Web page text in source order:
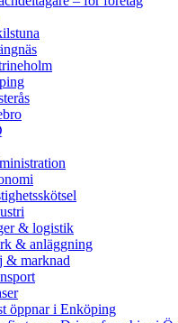
& logistik
& anläggning
& marknad
öppnar i Enköping